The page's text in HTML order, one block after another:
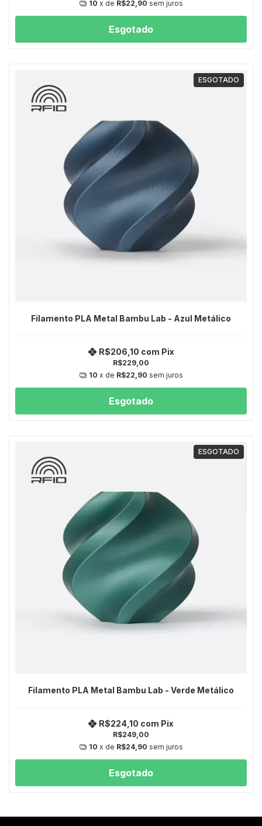
10 x de R$22,90 sem juros
Esgotado
ESGOTADO
Filamento PLA Metal Bambu Lab - Azul Metálico
R$229,00
R$206,10 com Pix
10 x de R$22,90 sem juros
Esgotado
ESGOTADO
Filamento PLA Metal Bambu Lab - Verde Metálico
R$249,00
R$224,10 com Pix
10 x de R$24,90 sem juros
Esgotado